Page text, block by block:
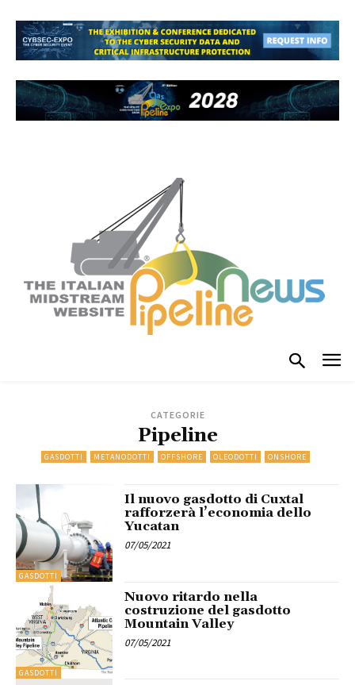
CATEGORIE
Pipeline
GASDOTTI METANODOTTI OFFSHORE OLEODOTTI ONSHORE
GASDOTTI
Il nuovo gasdotto di Cuxtal
rafforzerà l’economia dello
Yucatan
07/05/2021
GASDOTTI
Nuovo ritardo nella
costruzione del gasdotto
Mountain Valley
07/05/2021